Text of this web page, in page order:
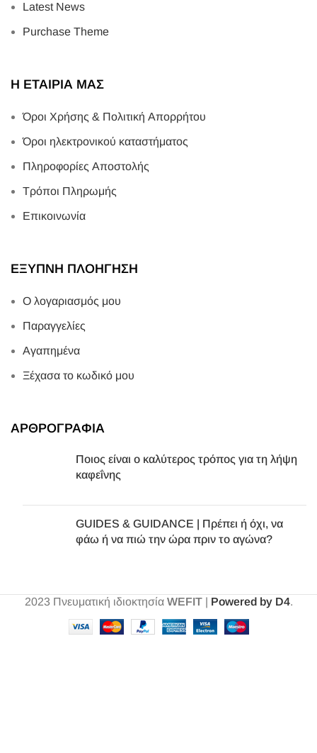
Latest News
Purchase Theme
Η ΕΤΑΙΡΙΑ ΜΑΣ
Όροι Χρήσης & Πολιτική Απορρήτου
Όροι ηλεκτρονικού καταστήματος
Πληροφορίες Αποστολής
Τρόποι Πληρωμής
Επικοινωνία
ΕΞΥΠΝΗ ΠΛΟΗΓΗΣΗ
Ο λογαριασμός μου
Παραγγελίες
Αγαπημένα
Ξέχασα το κωδικό μου
ΑΡΘΡΟΓΡΑΦΙΑ
Ποιος είναι ο καλύτερος τρόπος για τη λήψη
καφεΐνης
GUIDES & GUIDANCE | Πρέπει ή όχι, να
φάω ή να πιώ την ώρα πριν το αγώνα?
2023 Πνευματική ιδιοκτησία WEFIT| Powered by D4.